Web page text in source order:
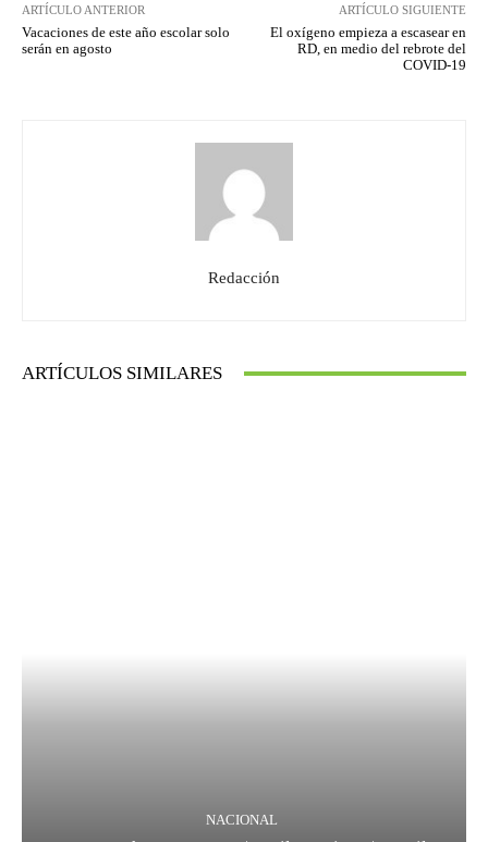
ARTÍCULO ANTERIOR
Vacaciones de este año escolar solo
serán en agosto
ARTÍCULO SIGUIENTE
El oxígeno empieza a escasear en
RD, en medio del rebrote del
COVID-19
Redacción
ARTÍCULOS SIMILARES
NACIONAL